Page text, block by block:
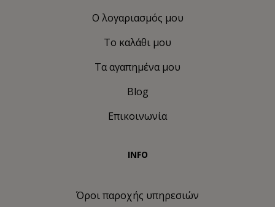
Ο λογαριασμός μου
Το καλάθι μου
Τα αγαπημένα μου
Blog
Επικοινωνία
INFO
Όροι παροχής υπηρεσιών